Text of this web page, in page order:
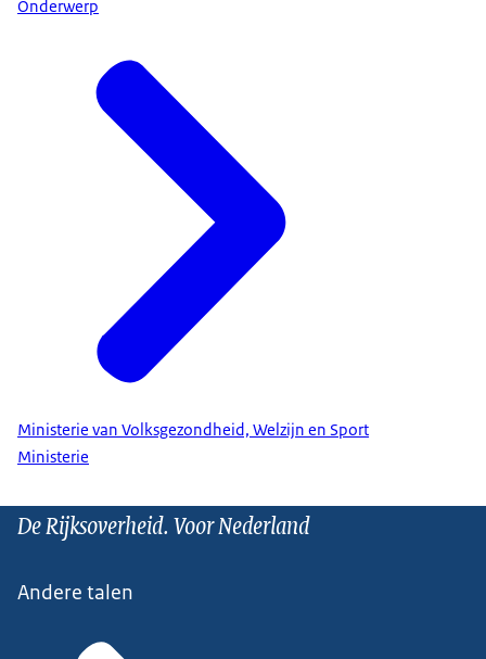
Onderwerp
Ministerie van Volksgezondheid, Welzijn en Sport
Ministerie
De Rijksoverheid. Voor Nederland
Andere talen